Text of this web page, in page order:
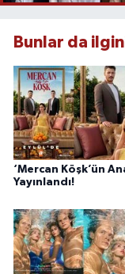
Bunlar da
‘Mercan Köşk’ün
Yayınlandı!